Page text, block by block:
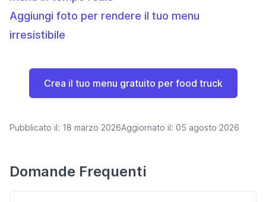
Aggiungi foto per rendere il tuo menu
irresistibile
Crea il tuo menu gratuito per food truck
Pubblicato il: 18 marzo 2026Aggiornato il: 05 agosto 2026
Domande Frequenti